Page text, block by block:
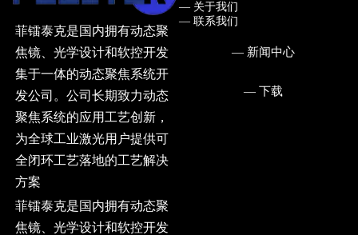
菲镭泰克是国内拥有动态聚
焦镜、光学设计和软控开发
集于一体的动态聚焦系统开
发公司。公司长期致力动态
聚焦系统的应用工艺创新，
为全球工业激光用户提供可
全闭环工艺落地的工艺解决
方案
菲镭泰克是国内拥有动态聚
焦镜、光学设计和软控开发
— ㅤ关于我们
— ㅤ联系我们
— ㅤ新闻中心
— ㅤ下载